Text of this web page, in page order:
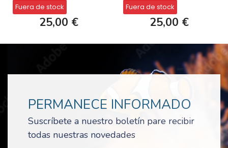
Fuera de stock
25,00 €
Fuera de stock
25,00 €
PERMANECE INFORMADO
Suscríbete a nuestro boletín pare recibir
todas nuestras novedades